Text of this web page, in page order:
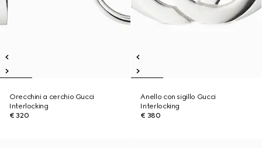
Orecchini a cerchio Gucci
Interlocking
€ 320
Anello con sigillo Gucci
Interlocking
€ 380